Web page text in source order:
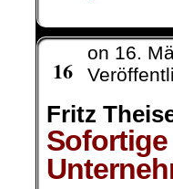
16
on 16.
Fritz